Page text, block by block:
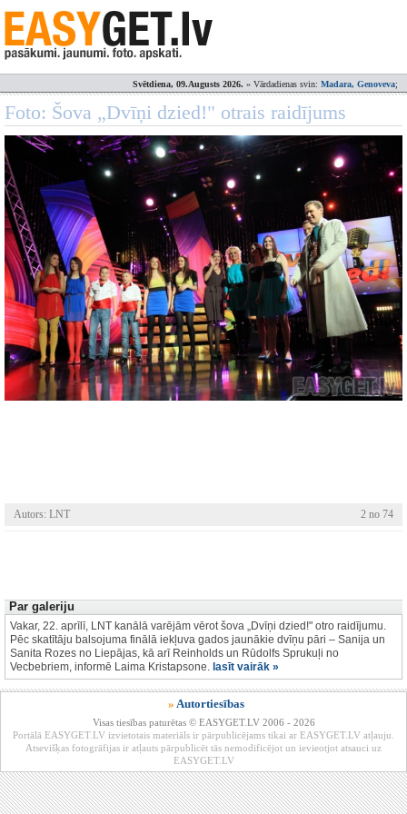
Svētdiena, 09.Augusts 2026. » Vārdadienas svin: Madara, Genoveva;
Foto: Šova „Dvīņi dzied!" otrais raidījums
Autors: LNT 2 no 74
Par galeriju
Vakar, 22. aprīlī, LNT kanālā varējām vērot šova „Dvīņi dzied!" otro raidījumu.
Pēc skatītāju balsojuma finālā iekļuva gados jaunākie dvīņu pāri – Sanija un
Sanita Rozes no Liepājas, kā arī Reinholds un Rūdolfs Sprukuļi no
Vecbebriem, informē Laima Kristapsone. lasīt vairāk »
» Autortiesības
Visas tiesības paturētas © EASYGET.LV 2006 - 2026
Portālā EASYGET.LV izvietotais materiāls ir pārpublicējams tikai ar EASYGET.LV atļauju.
Atsevišķas fotogrāfijas ir atļauts pārpublicēt tās nemodificējot un ievieotjot atsauci uz
EASYGET.LV